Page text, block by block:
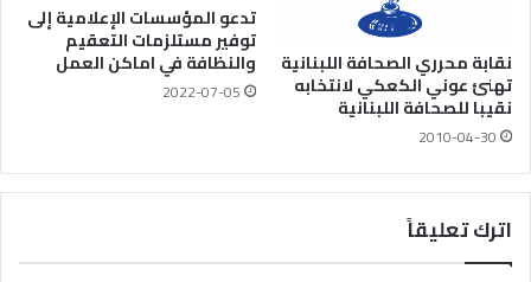
نقابة محرري الصحافة اللبنانية
تهنئ عوني الكعكي لانتخابه
نقيبا للصحافة اللبنانية
2010-04-30
تدعو المؤسسات الإعلامية إلى
توفير مستلزمات التعقيم
والنظافة في اماكن العمل
2022-07-05
اترك تعليقاً